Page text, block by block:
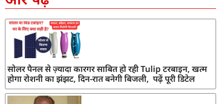
सोलर पैनल से ज़्यादा कारगर साबित हो रही Tulip टरबाइन, खत्म
होगा रोशनी का झंझट, दिन-रात बनेगी बिजली, पढ़ें पूरी डिटेल